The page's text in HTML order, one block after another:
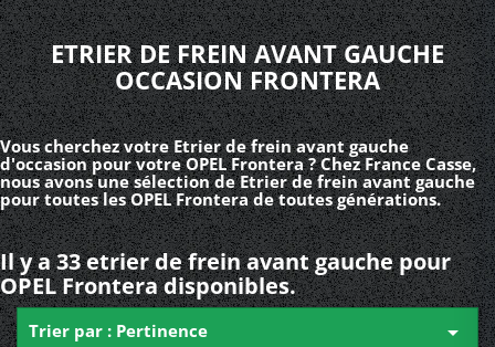
ETRIER DE FREIN AVANT GAUCHE
OCCASION FRONTERA
Vous cherchez votre Etrier de frein avant gauche
d'occasion pour votre OPEL Frontera ? Chez France Casse,
nous avons une sélection de Etrier de frein avant gauche
pour toutes les OPEL Frontera de toutes générations.
Il y a 33 etrier de frein avant gauche pour
OPEL Frontera disponibles.
Trier par : Pertinence 